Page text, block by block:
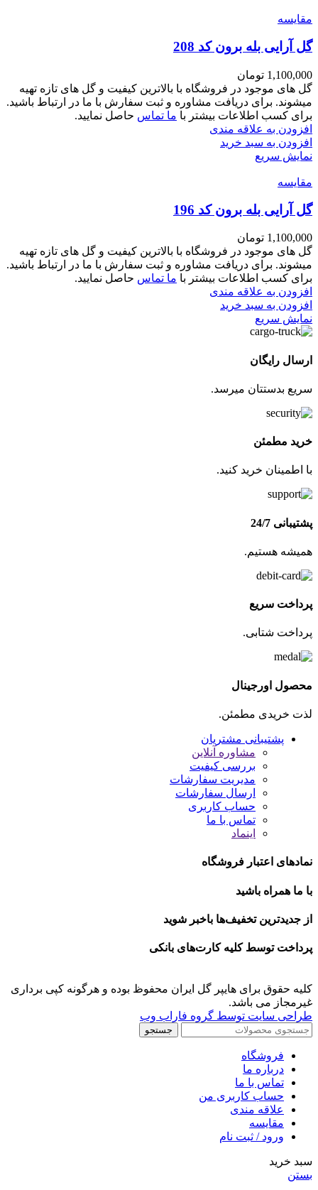
مقايسه
گل آرایی بله برون کد 208
1,100,000 تومان
گل های موجود در فروشگاه با بالاترین کیفیت و گل های تازه تهیه
میشوند. برای دریافت مشاوره و ثبت سفارش با ما در ارتباط باشید.
برای کسب اطلاعات بیشتر با ما تماس حاصل نمایید.
افزودن به علاقه مندی
افزودن به سبد خرید
نمایش سریع
مقايسه
گل آرایی بله برون کد 196
1,100,000 تومان
گل های موجود در فروشگاه با بالاترین کیفیت و گل های تازه تهیه
میشوند. برای دریافت مشاوره و ثبت سفارش با ما در ارتباط باشید.
برای کسب اطلاعات بیشتر با ما تماس حاصل نمایید.
افزودن به علاقه مندی
افزودن به سبد خرید
نمایش سریع
ارسال رایگان
سریع بدستتان میرسد.
خرید مطمئن
با اطمینان خرید کنید.
پشتیبانی 24/7
همیشه هستیم.
پرداخت سریع
پرداخت شتابی.
محصول اورجینال
لذت خریدی مطمئن.
پشتیبانی مشتریان
مشاوره آنلاین
بررسی کیفیت
مدیریت سفارشات
ارسال سفارشات
حساب کاربری
تماس با ما
اینماد
نمادهای اعتبار فروشگاه
با ما همراه باشید
از جدیدترین تخفیف‌ها باخبر شوید
پرداخت توسط کلیه کارت‌های بانکی
کلیه حقوق برای هایپر گل ایران محفوظ بوده و هرگونه کپی برداری
غیرمجاز می باشد.
طراحی سایت توسط گروه فاراب وب
جستجو
فروشگاه
درباره ما
تماس با ما
حساب کاربری من
علاقه مندی
مقايسه
ورود / ثبت نام
سبد خرید
بستن